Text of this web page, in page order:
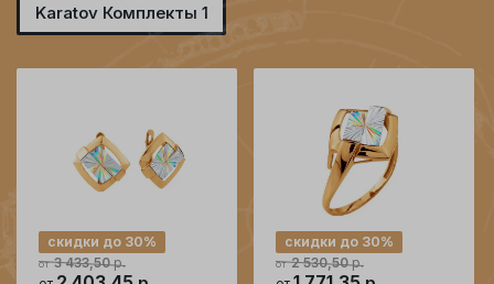
Karatov Комплекты 1
от 3 433,50р.
скидки до 30%
от 2 530,50р.
скидки до 30%